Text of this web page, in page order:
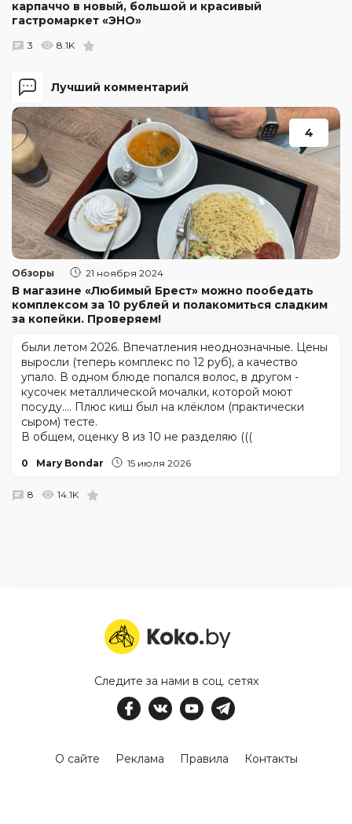
Лучший комментарий
4
Обзоры 21 ноября 2024
В магазине «Любимый Брест» можно пообедать
комплексом за 10 рублей и полакомиться сладким
за копейки. Проверяем!
были летом 2026. Впечатления неоднозначные. Цены
выросли (теперь комплекс по 12 руб), а качество
упало. В одном блюде попался волос, в другом -
кусочек металлической мочалки, которой моют
посуду.... Плюс киш был на клёклом (практически
сыром) тесте.
В общем, оценку 8 из 10 не разделяю (((
0 Mary Bondar 15 июля 2026
8 14.1K
карпаччо в новый, большой и красивый
гастромаркет «ЭНО»
3 8.1K
Следите за нами в соц. сетях
О сайте Реклама Правила Контакты